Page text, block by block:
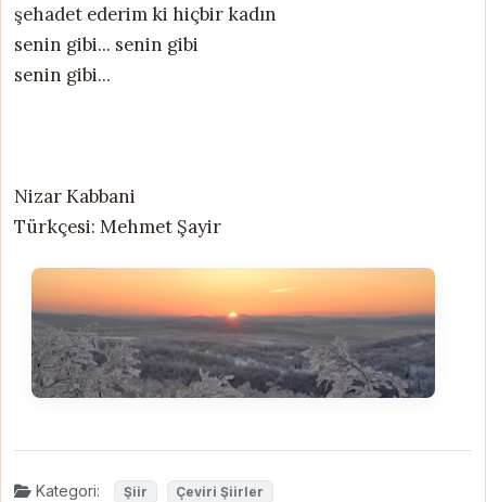
şehadet ederim ki hiçbir kadın
senin gibi... senin gibi
senin gibi...
Nizar Kabbani
Türkçesi: Mehmet Şayir
Kategori: Şiir Çeviri Şiirler